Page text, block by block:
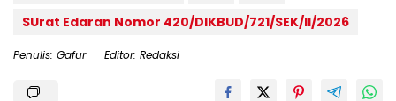
SUrat Edaran Nomor 420/DIKBUD/721/SEK/II/2026
Penulis: Gafur Editor: Redaksi